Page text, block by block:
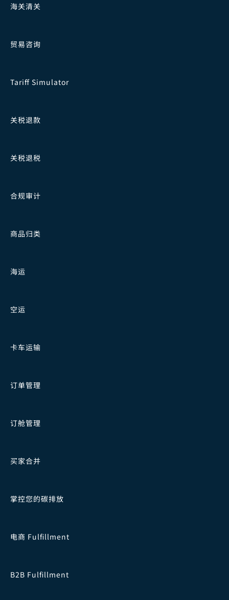
海关清关
贸易咨询
Tariff Simulator
关税退款
关税退税
合规审计
商品归类
海运
空运
卡车运输
订单管理
订舱管理
买家合并
掌控您的碳排放
电商 Fulfillment
B2B Fulfillment